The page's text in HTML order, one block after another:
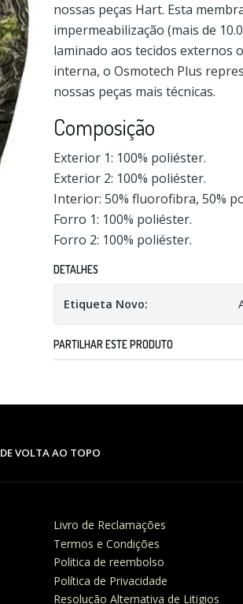
nossas peças Hart. Esta
impermeabilização (mais de
laminado aos tecidos externos
interna, o Osmotech Plus
nossas peças mais técnicas.
Composição
Exterior 1: 100% poliéster.
Exterior 2: 100% poliéster.
Interior: 50% fluorofibra, 50%
Forro 1: 100% poliéster.
Forro 2: 100% poliéster.
DETALHES
Etiqueta Novo:
PARTILHAR ESTE PRODUTO
DE VOLTA AO TOPO
Livro de Reclamações
Termos e Condições
Politica de reembolso
Política de Privacidade
Resolução Alternativa de Litigios